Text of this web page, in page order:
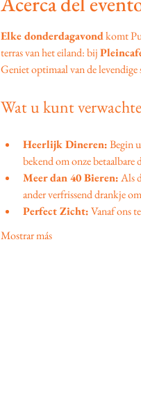
Elke donderdagavond komt
terras van het eiland: bij
Geniet optimaal van de
Wat u kunt
Heerlijk Dineren: Begin
bekend om onze betaalbare
Meer dan 40 Bieren: Als
ander verfrissend drankje
Perfect Zicht: Vanaf ons
Mostrar más